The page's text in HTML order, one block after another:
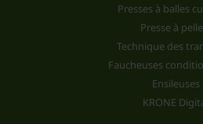
Presses à balles
Presse à
Technique des
Faucheuses
Ensileuses
KRONE